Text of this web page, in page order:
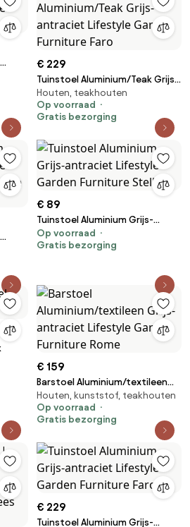
€ 229
Tuinstoel Aluminium/Teak Grijs-
antraciet Lifestyle Garden
Furniture Faro
Houten, teakhouten
Op voorraad
Gratis bezorging
€ 89
Tuinstoel Aluminium Grijs-
antraciet Lifestyle Garden
Furniture Stella
Op voorraad
Gratis bezorging
€ 159
Barstoel Aluminium/textileen
Grijs-antraciet Lifestyle
Garden Furniture Rome
Houten, kunststof, teakhouten
Op voorraad
Gratis bezorging
€ 229
Tuinstoel Aluminium Grijs-